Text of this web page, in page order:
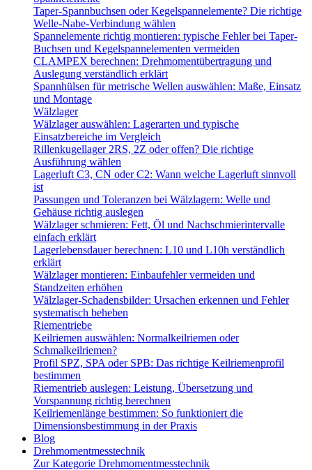
Taper-Spannbuchsen oder Kegelspannelemente? Die richtige
Welle-Nabe-Verbindung wählen
Spannelemente richtig montieren: typische Fehler bei Taper-
Buchsen und Kegelspannelementen vermeiden
CLAMPEX berechnen: Drehmomentübertragung und
Auslegung verständlich erklärt
Spannhülsen für metrische Wellen auswählen: Maße, Einsatz
und Montage
Wälzlager
Wälzlager auswählen: Lagerarten und typische
Einsatzbereiche im Vergleich
Rillenkugellager 2RS, 2Z oder offen? Die richtige
Ausführung wählen
Lagerluft C3, CN oder C2: Wann welche Lagerluft sinnvoll
ist
Passungen und Toleranzen bei Wälzlagern: Welle und
Gehäuse richtig auslegen
Wälzlager schmieren: Fett, Öl und Nachschmierintervalle
einfach erklärt
Lagerlebensdauer berechnen: L10 und L10h verständlich
erklärt
Wälzlager montieren: Einbaufehler vermeiden und
Standzeiten erhöhen
Wälzlager-Schadensbilder: Ursachen erkennen und Fehler
systematisch beheben
Riementriebe
Keilriemen auswählen: Normalkeilriemen oder
Schmalkeilriemen?
Profil SPZ, SPA oder SPB: Das richtige Keilriemenprofil
bestimmen
Riementrieb auslegen: Leistung, Übersetzung und
Vorspannung richtig berechnen
Keilriemenlänge bestimmen: So funktioniert die
Dimensionsbestimmung in der Praxis
Blog
Drehmomentmesstechnik
Zur Kategorie Drehmomentmesstechnik